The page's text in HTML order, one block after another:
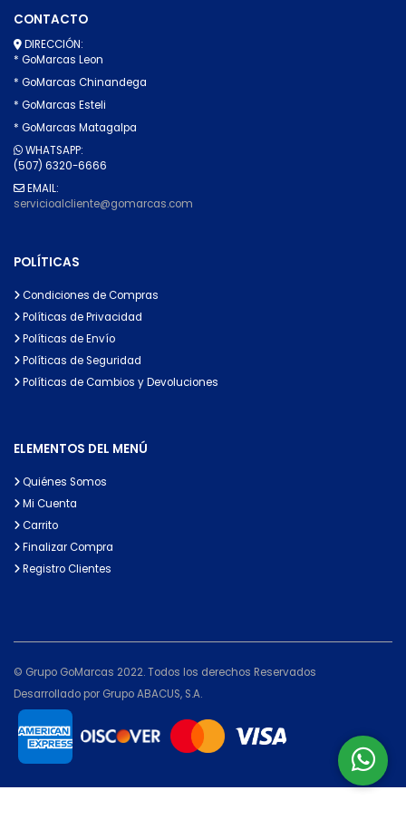
CONTACTO
DIRECCIÓN:
* GoMarcas Leon
* GoMarcas Chinandega
* GoMarcas Esteli
* GoMarcas Matagalpa
WHATSAPP:
(507) 6320-6666
EMAIL:
servicioalcliente@gomarcas.com
POLÍTICAS
Condiciones de Compras
Políticas de Privacidad
Políticas de Envío
Políticas de Seguridad
Políticas de Cambios y Devoluciones
ELEMENTOS DEL MENÚ
Quiénes Somos
Mi Cuenta
Carrito
Finalizar Compra
Registro Clientes
© Grupo GoMarcas 2022. Todos los derechos Reservados
Desarrollado por Grupo ABACUS, S.A.